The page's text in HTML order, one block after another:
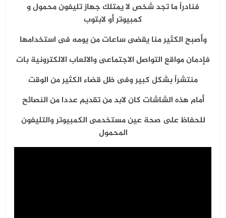
فنادراً ما تجد شخص لا يمتلك جهاز تليفون محمول و
كمبيوتر أو لابتوب
وأصبح الكثير منا يقضى ساعات من يومه فى استخدامها
فإدمان مواقع التواصل الاجتماعى والالعاب الالكترونية بات
منتشراً بشكل كبير وفى ظل قضاء الكثير من الوقت
أمام هذه الشاشات كان لابد من تقديم عددا من النصائح
للحفاظ على صحة عين مستخدمى الكمبيوتر والتليفون
المحمول